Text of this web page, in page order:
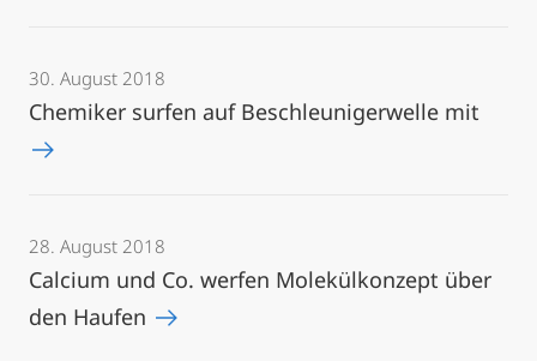
30. August 2018
Chemiker surfen auf Beschleunigerwelle mit
28. August 2018
Calcium und Co. werfen Molekülkonzept über
den Haufen